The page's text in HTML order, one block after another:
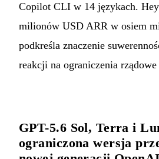
Copilot CLI w 14 językach.
milionów USD ARR w osiem
podkreśla znaczenie
reakcji na ograniczenia
GPT-5.6 Sol, Terra i
ograniczona wersja